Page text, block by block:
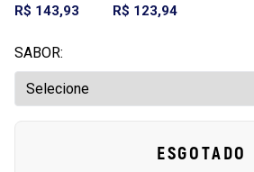
R$ 143,93
R$ 123,94
SABOR:
ESGOTADO